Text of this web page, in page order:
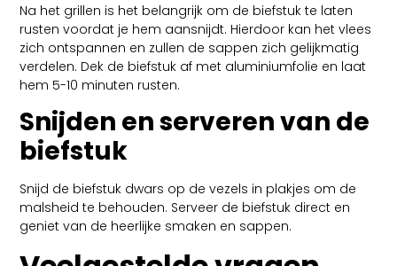
Na het grillen is het belangrijk om de biefstuk te laten
rusten voordat je hem aansnijdt. Hierdoor kan het vlees
zich ontspannen en zullen de sappen zich gelijkmatig
verdelen. Dek de biefstuk af met aluminiumfolie en laat
hem 5-10 minuten rusten.
Snijden en serveren van de
biefstuk
Snijd de biefstuk dwars op de vezels in plakjes om de
malsheid te behouden. Serveer de biefstuk direct en
geniet van de heerlijke smaken en sappen.